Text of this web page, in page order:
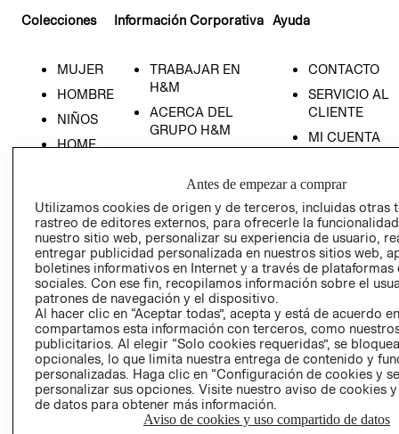
Colecciones
MUJER
HOMBRE
NIÑOS
HOME
Información Corporativa
TRABAJAR EN
H&M
ACERCA DEL
GRUPO H&M
RELACIÓN CON
INVERSIONISTAS
POLÍTICA
EMPRESARIAL
Ayuda
CONTACTO
SERVICIO AL
CLIENTE
MI CUENTA
TIENDAS
- RETIRO EN
TIENDA
TÉRMINOS Y
CONDICIONES
AVISO DE
PRIVACIDAD
GIFT CARD
AVISO DE
COOKIES
Antes de empezar a comprar
Utilizamos cookies de origen y de terceros, incluidas otras
rastreo de editores externos, para ofrecerle la
nuestro sitio web, personalizar su experiencia de usuario,
entregar publicidad personalizada en nuestros sitios web,
boletines informativos en Internet y a través de plataformas
sociales. Con ese fin, recopilamos información sobre el
patrones de navegación y el dispositivo.
Al hacer clic en “Aceptar todas”, acepta y está de acuerdo
compartamos esta información con terceros, como
publicitarios. Al elegir “Solo cookies requeridas”, se
opcionales, lo que limita nuestra entrega de contenido y
personalizadas. Haga clic en “Configuración de cookies y
personalizar sus opciones. Visite nuestro aviso de cookies
de datos para obtener más información.
Aviso de cookies y uso compartido de datos